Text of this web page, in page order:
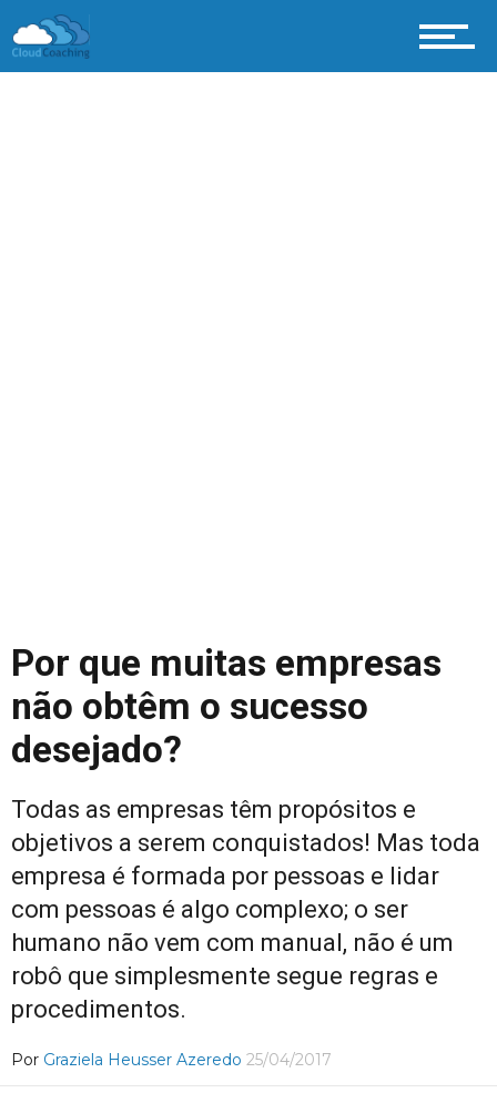
Por que muitas empresas
não obtêm o sucesso
desejado?
Todas as empresas têm propósitos e
objetivos a serem conquistados! Mas toda
empresa é formada por pessoas e lidar
com pessoas é algo complexo; o ser
humano não vem com manual, não é um
robô que simplesmente segue regras e
procedimentos.
Por Graziela Heusser Azeredo 25/04/2017